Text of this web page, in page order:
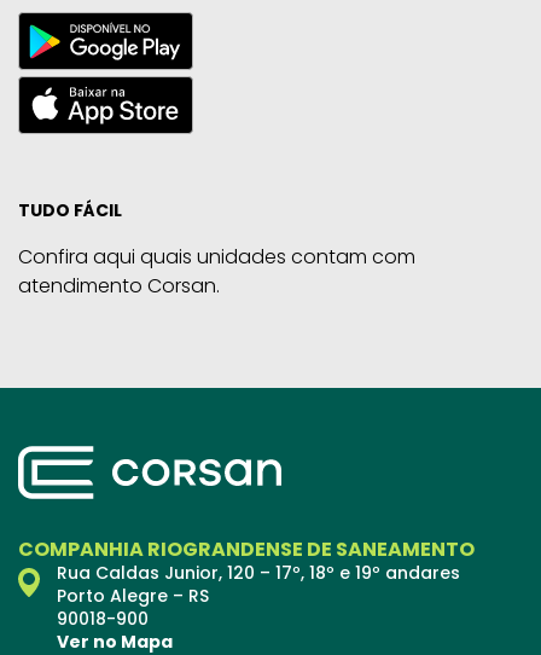
TUDO FÁCIL
Confira aqui quais unidades contam com
atendimento Corsan.
COMPANHIA RIOGRANDENSE DE SANEAMENTO
Rua Caldas Junior, 120 – 17º, 18º e 19º andares
Porto Alegre – RS
90018-900
Ver no Mapa